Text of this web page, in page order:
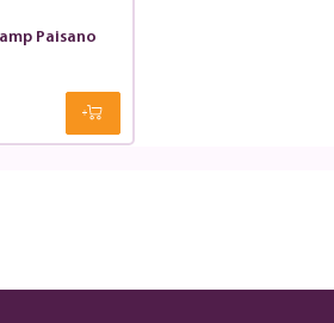
Paisano